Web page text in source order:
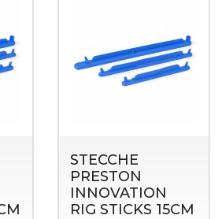
STECCHE
PRESTON
INNOVATION
RIG STICKS 15CM